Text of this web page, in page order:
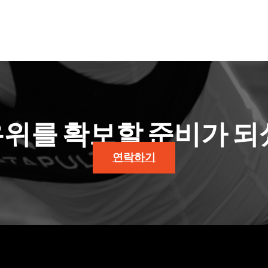
를 확보할 준비가 되
연락하기